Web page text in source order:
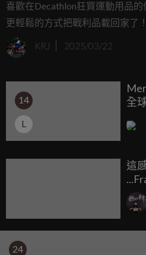
喜歡在Decathlon狂買運動用品
更輕鬆的方式把戰利品載回家了
國運動用品大廠似乎正在秘密研
車，而且聽說還配有超貼心的自
KRJ 2025/03/22
14
L
全
這
苦
24